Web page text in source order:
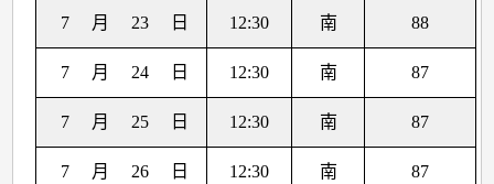
7 月 23 日 12:30 南 88
7 月 24 日 12:30 南 87
7 月 25 日 12:30 南 87
7 月 26 日 12:30 南 87